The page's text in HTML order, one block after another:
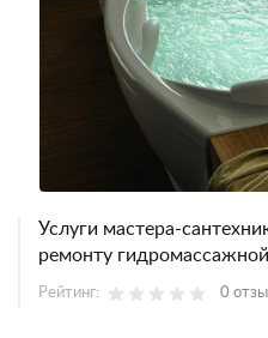
Услуги мастера-
ремонту
Рейтинг: 0